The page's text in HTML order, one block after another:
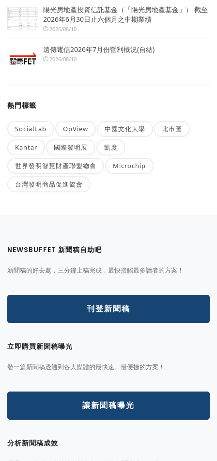
陽光房地產投資信託基金（「陽光房地產基金」） 截至
2026年6月30日止六個月之中期業績
2026/08/10
遠傳電信2026年7月份營利概況(自結)
2026/08/10
熱門標籤
SocialLab OpView 中國文化大學 北市圖
Kantar 國際發明展 凱度
世界發明智慧財產聯盟總會 Microchip
台灣發明商品促進協會
NEWSBUFFET 新聞稿自助吧
新聞稿的好去處，三分鐘上稿完成，最快接觸最多讀者的方案！
刊登新聞稿
立即購買新聞稿曝光
發一篇新聞稿透通到各大媒體的最快速、最便捷的方案！
讓新聞稿曝光
分析新聞稿成效